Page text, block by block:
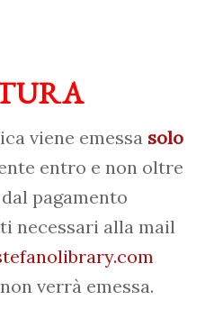
viene emessasolo
entro e non oltre
pagamento
necessari alla mail
verrà emessa.